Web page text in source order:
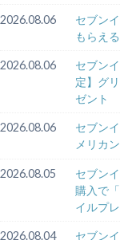
2026.08.06
セブン
もらえ
2026.08.06
セブン
定】グ
ゼント
2026.08.06
セブン
メリカ
2026.08.05
セブン
購入で
イルプ
2026.08.04 セブン